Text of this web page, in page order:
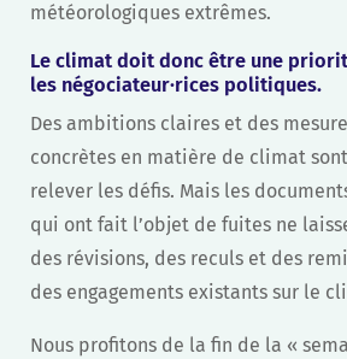
météorologiques extrêmes.
Le climat doit donc être une
les négociateur·rices politiques.
Des ambitions claires et des
concrètes en matière de climat
relever les défis. Mais les
qui ont fait l’objet de fuites ne
des révisions, des reculs et des
des engagements existants sur le
Nous profitons de la fin de la «